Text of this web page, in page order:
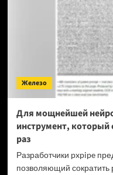
Realme
UI
—
OnePlus
и
realme
полностью
переходят
на
Железо
Для мощнейшей
инструмент, который
раз
Разработчики pxpipe
позволяющий сократить